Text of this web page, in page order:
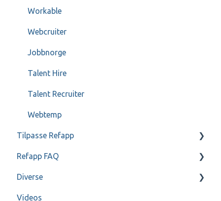
Workable
Webcruiter
Jobbnorge
Talent Hire
Talent Recruiter
Webtemp
Tilpasse Refapp
Kun for administratorer
Kun for administratorer - SSO
Refapp FAQ
Personopplysningspolicy
Spørreskjemaer
Diverse
Gjennomgang
Videos